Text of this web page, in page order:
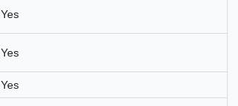
Yes
Yes
Yes